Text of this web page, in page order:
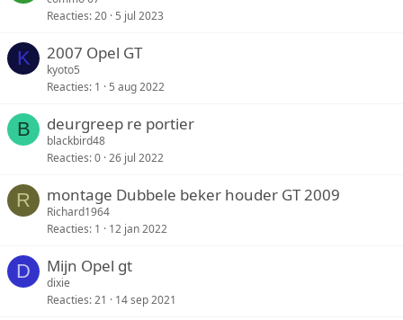
Reacties 20 5 jul 2023
K 2007 Opel GT
kyoto5
Reacties 1 5 aug 2022
B deurgreep re portier
blackbird48
Reacties 0 26 jul 2022
R montage Dubbele beker houder GT 2009
Richard1964
Reacties 1 12 jan 2022
D Mijn Opel gt
dixie
Reacties 21 14 sep 2021